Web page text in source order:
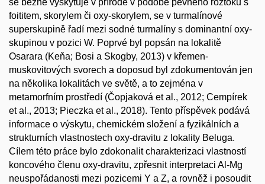
foititem, skorylem či oxy-skorylem, se v turmalínové
superskupině řadí mezi sodné turmalíny s dominantní oxy-
skupinou v pozici W. Poprvé byl popsán na lokalitě
Osarara (Keňa; Bosi a Skogby, 2013) v křemen-
muskovitových svorech a doposud byl zdokumentován jen
na několika lokalitách ve světě, a to zejména v
metamorfním prostředí (Čopjaková et al., 2012; Cempírek
et al., 2013; Pieczka et al., 2018). Tento příspěvek podává
informace o výskytu, chemickém složení a fyzikálních a
strukturních vlastnostech oxy-dravitu z lokality Beluga.
Cílem této práce bylo zdokonalit charakterizaci vlastností
koncového členu oxy-dravitu, zpřesnit interpretaci Al-Mg
neuspořádanosti mezi pozicemi Y a Z, a rovněž i posoudit